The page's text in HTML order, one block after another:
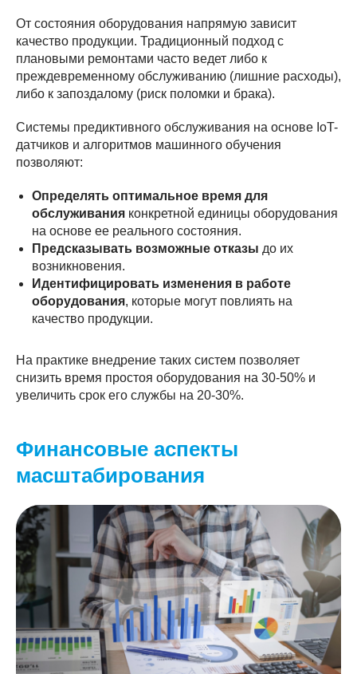
От состояния оборудования напрямую зависит
качество продукции. Традиционный подход с
плановыми ремонтами часто ведет либо к
преждевременному обслуживанию (лишние расходы),
либо к запоздалому (риск поломки и брака).
Системы предиктивного обслуживания на основе IoT-
датчиков и алгоритмов машинного обучения
позволяют:
Определять оптимальное время для
обслуживания конкретной единицы оборудования
на основе ее реального состояния.
Предсказывать возможные отказы до их
возникновения.
Идентифицировать изменения в работе
оборудования, которые могут повлиять на
качество продукции.
На практике внедрение таких систем позволяет
снизить время простоя оборудования на 30-50% и
увеличить срок его службы на 20-30%.
Финансовые аспекты
масштабирования